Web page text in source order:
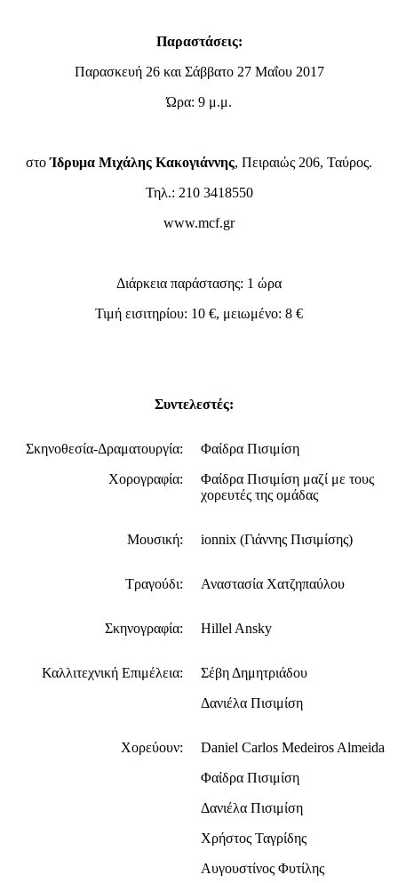
Παραστάσεις:
Παρασκευή 26 και Σάββατο 27 Μαΐου 2017
Ώρα: 9 μ.μ.
στοΊδρυμα Μιχάλης Κακογιάννης, Πειραιώς 206, Ταύρος.
Τηλ.: 210 3418550
www.mcf.gr
Διάρκεια παράστασης: 1 ώρα
Τιμή εισιτηρίου: 10 €, μειωμένο: 8 €
Συντελεστές:
Σκηνοθεσία-Δραματουργία:
Χορογραφία:
Φαίδρα Πισιμίση
Φαίδρα Πισιμίση μαζί με τους
χορευτές της ομάδας
Μουσική: ionnix (Γιάννης Πισιμίσης)
Τραγούδι: Αναστασία Χατζηπαύλου
Σκηνογραφία: Hillel Ansky
Καλλιτεχνική Επιμέλεια:
Σέβη Δημητριάδου
Δανιέλα Πισιμίση
Χορεύουν:
Daniel Carlos Medeiros Almeida
Φαίδρα Πισιμίση
Δανιέλα Πισιμίση
Χρήστος Ταγρίδης
Αυγουστίνος Φυτίλης